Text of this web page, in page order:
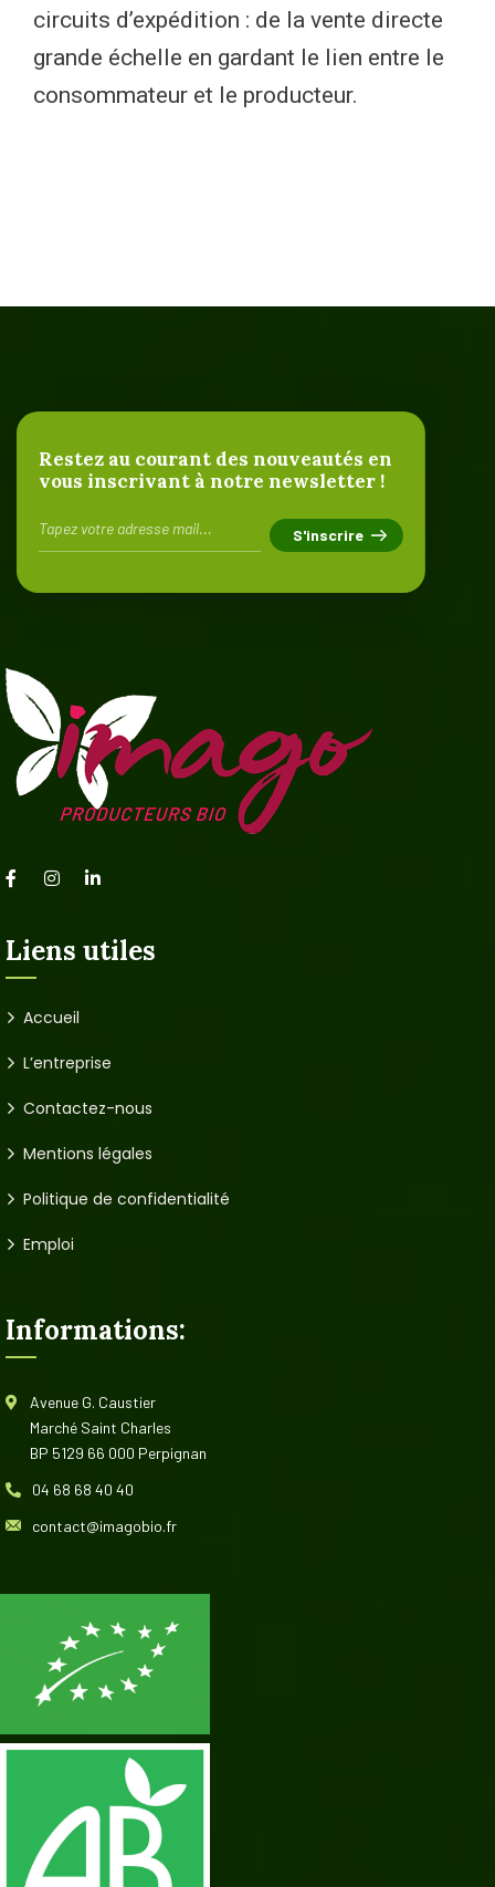
circuits d’expédition : de la vente directe
grande échelle en gardant le lien entre le
consommateur et le producteur.
Restez au courant des nouveautés en
vous inscrivant à notre newsletter !
Liens utiles
Accueil
L’entreprise
Contactez-nous
Mentions légales
Politique de confidentialité
Emploi
Informations:
Avenue G. Caustier
Marché Saint Charles
BP 5129 66 000 Perpignan
04 68 68 40 40
contact@imagobio.fr